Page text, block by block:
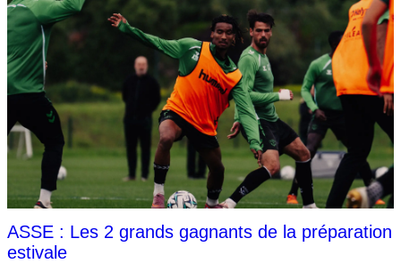
ASSE : Les 2 grands gagnants de la préparation
estivale